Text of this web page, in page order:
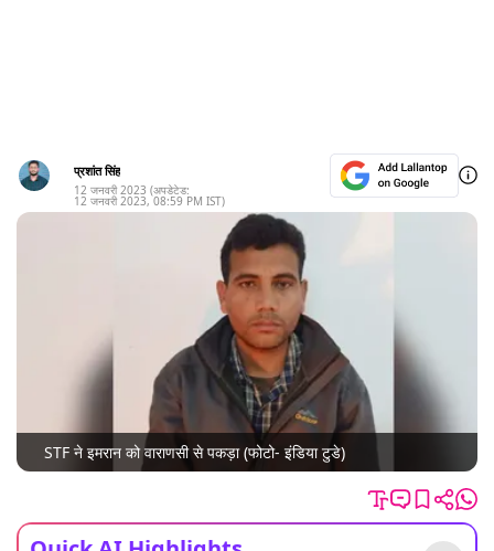
प्रशांत सिंह
12 जनवरी 2023 (अपडेटेड:
12 जनवरी 2023, 08:59 PM IST)
STF ने इमरान को वाराणसी से पकड़ा (फोटो- इंडिया टुडे)